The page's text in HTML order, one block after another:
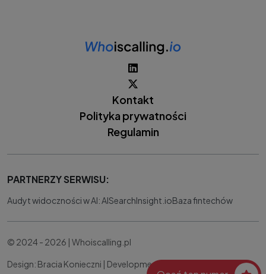
Kontakt
Polityka prywatności
Regulamin
PARTNERZY SERWISU:
Audyt widoczności w AI: AISearchInsight.ioBaza fintechów
© 2024 - 2026 | Whoiscalling.pl
Design: Bracia Konieczni | Development: